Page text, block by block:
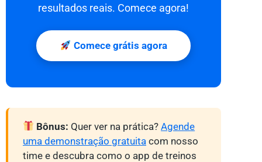
resultados reais. Comece agora!
Comece grátis agora
Bônus: Quer ver na prática?Agende
uma demonstração gratuita com nosso
time e descubra como o app de treinos